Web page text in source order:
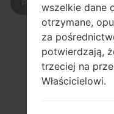
wszelkie dane
otrzymane,
za
potwierdzają,
trzeciej na
Właścicielowi.